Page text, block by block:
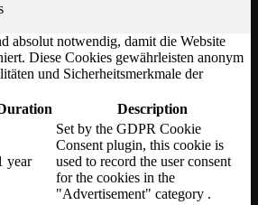
absolut notwendig, damit die Website
Diese Cookies gewährleisten anonym
und Sicherheitsmerkmale der
Description
year
Set by the GDPR Cookie
Consent plugin, this cookie is
used to record the user consent
for the cookies in the
"Advertisement" category .